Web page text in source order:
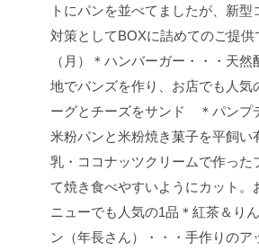
トにパンを並べてましたが、新型
対策としてBOXに詰めてのご提供
（月）
＊ハンバーガー・・・天然
地でバンズを作り、お店でも人気
ーグとチーズをサンド
＊パンプ
米粉パンと米粉焼き菓子を平飼い
乳・ココナッツクリームで作った
て焼き食べやすいようにカット。
ニューでも人気の1品 ＊紅茶＆り
ン（年長さん）・・・手作りのア